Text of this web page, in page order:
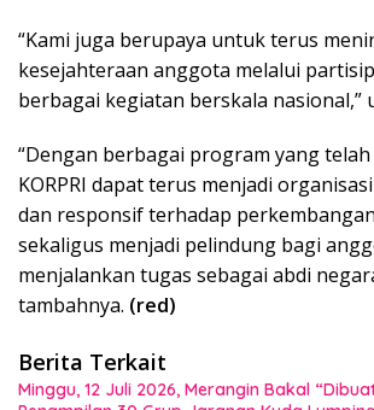
“Kami juga berupaya untuk terus
kesejahteraan anggota melalui
berbagai kegiatan berskala nasional,”
“Dengan berbagai program yang
KORPRI dapat terus menjadi
dan responsif terhadap
sekaligus menjadi pelindung bagi
menjalankan tugas sebagai abdi
tambahnya. (red)
Berita Terkait
Minggu, 12 Juli 2026, Merangin Bakal